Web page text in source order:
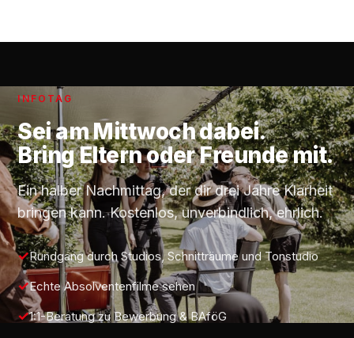
INFOTAG
Sei amMittwochdabei.
Bring Eltern oder Freunde mit.
Ein halber Nachmittag, der dir drei Jahre Klarheit
bringen kann. Kostenlos, unverbindlich, ehrlich.
Rundgang durch Studios, Schnitträume und Tonstudio
Echte Absolventenfilme sehen
1:1-Beratung zu Bewerbung & BAföG